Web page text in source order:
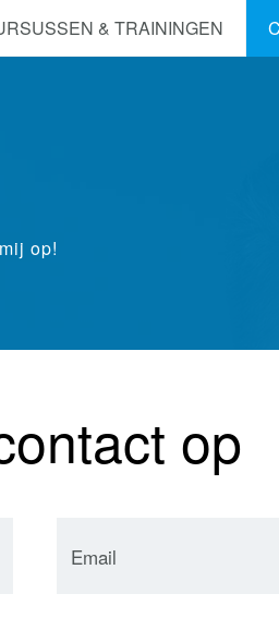
& TRAININGEN
op!
op